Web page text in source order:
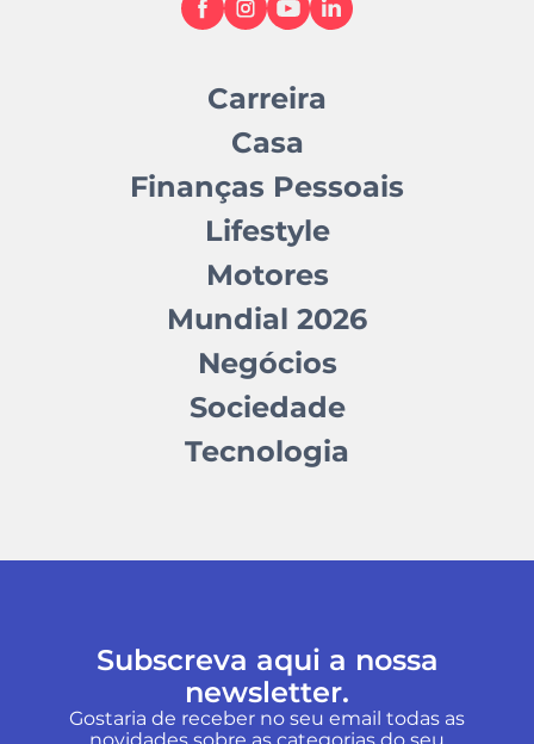
Carreira
Casa
Finanças Pessoais
Lifestyle
Motores
Mundial 2026
Negócios
Sociedade
Tecnologia
Subscreva aqui a nossa
newsletter.
Gostaria de receber no seu email todas as